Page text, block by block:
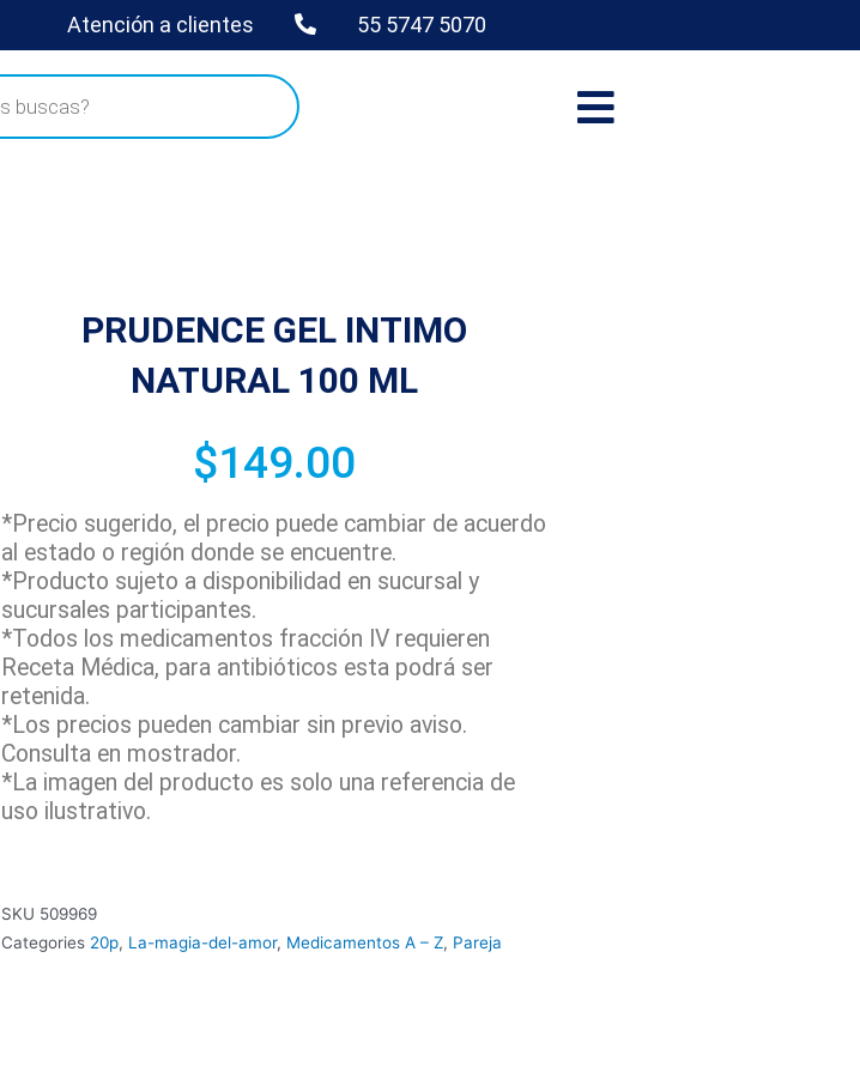
Atención a clientes 55 5747 5070
PRUDENCE GEL INTIMO
NATURAL 100 ML
$149.00
*Precio sugerido, el precio puede cambiar de acuerdo
al estado o región donde se encuentre.
*Producto sujeto a disponibilidad en sucursal y
sucursales participantes.
*Todos los medicamentos fracción IV requieren
Receta Médica, para antibióticos esta podrá ser
retenida.
*Los precios pueden cambiar sin previo aviso.
Consulta en mostrador.
*La imagen del producto es solo una referencia de
uso ilustrativo.
SKU 509969
Categories 20p, La-magia-del-amor, Medicamentos A – Z, Pareja